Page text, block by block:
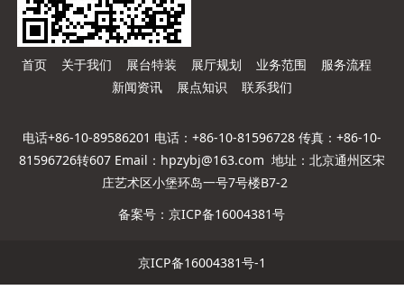
首页 关于我们 展台特装 展厅规划 业务范围
服务流程
新闻资讯
展点知识 联系我们
电话+86-10-89586201 电话：+86-10-81596728 传真：+86-10-
81596726转607 Email：hpzybj@163.com 地址：北京通州区宋
庄艺术区小堡环岛一号7号楼B7-2
备案号：京ICP备16004381号
京ICP备16004381号-1